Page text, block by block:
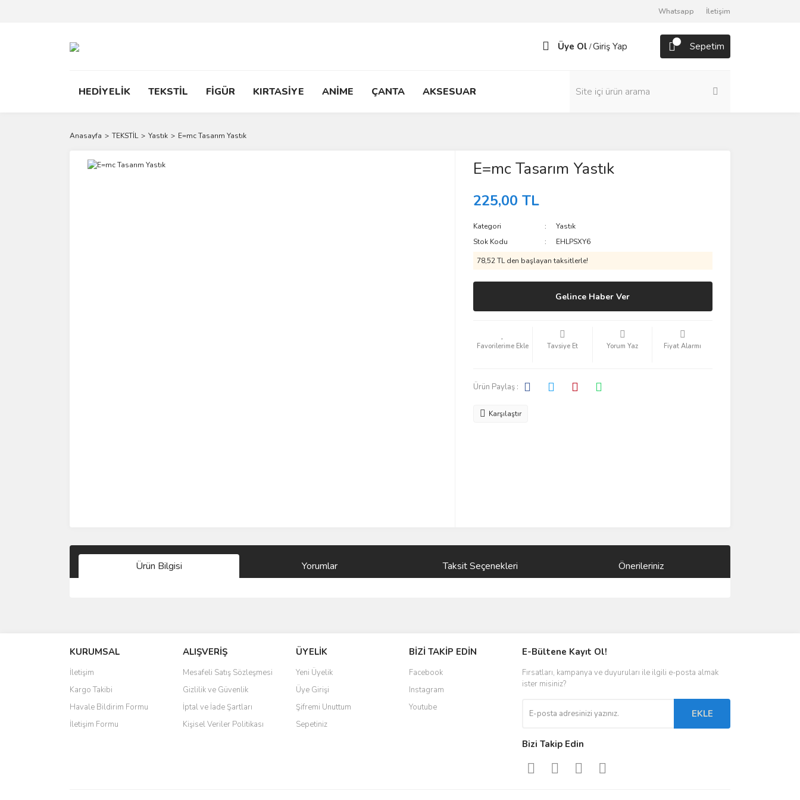
Whatsapp İletişim
Üye Ol /Giriş Yap Sepetim
HEDİYELİK TEKSTİL FİGÜR KIRTASİYE ANİME ÇANTA AKSESUAR
Anasayfa TEKSTİL Yastık E=mc Tasarım Yastık
E=mc Tasarım Yastık
225,00 TL
Kategori
Yastık
Stok Kodu
EHLPSXY6
78,52 TL den başlayan taksitlerle!
Gelince Haber Ver
Tavsiye Et Yorum Yaz Fiyat Alarmı
Ürün Paylaş :
Karşılaştır
Ürün Bilgisi Yorumlar Taksit Seçenekleri Önerileriniz
Ürün resmi kalitesiz, bozuk veya görüntülenemiyor.
Ürün açıklamasında eksik bilgiler bulunuyor.
Ürün bilgilerinde hatalar bulunuyor.
Ürün fiyatı diğer sitelerden daha pahalı.
Bu ürüne benzer farklı alternatifler olmalı.
KURUMSAL
İletişim
Kargo Takibi
Havale Bildirim Formu
İletişim Formu
ALIŞVERİŞ
Mesafeli Satış Sözleşmesi
Gizlilik ve Güvenlik
İptal ve İade Şartları
Kişisel Veriler Politikası
ÜYELİK
Yeni Üyelik
Üye Girişi
Şifremi Unuttum
Sepetiniz
BİZİ TAKİP EDİN
Facebook
Instagram
Youtube
E-Bültene Kayıt Ol!
Fırsatları, kampanya ve duyuruları ile ilgili e-posta almak
ister misiniz?
EKLE
Bizi Takip Edin